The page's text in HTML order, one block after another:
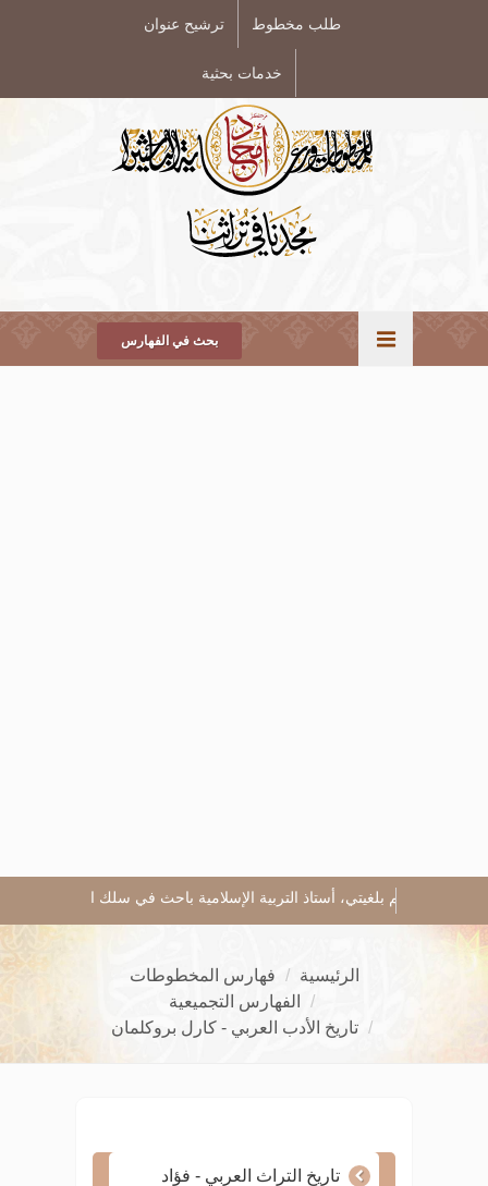
طلب مخطوط ترشيح عنوان
خدمات بحثية
بحث في الفهارس
عبد الحليم بلغيتي، أستاذ التربية الإسلامية باحث في سلك الدكتوراه
الرئيسية
فهارس المخطوطات
الفهارس التجميعية
تاريخ الأدب العربي - كارل بروكلمان
تاريخ التراث العربي - فؤاد